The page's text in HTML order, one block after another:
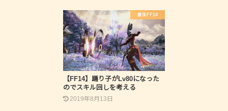
新生FF14
【FF14】踊り子がLv80になった
のでスキル回しを考える
2019年8月13日